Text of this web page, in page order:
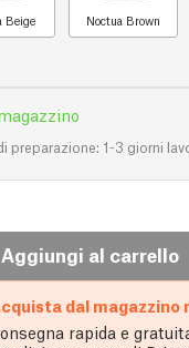
Beige Noctua Brown
preparazione: 1-3 giorni
Aggiungi al carrello
dal magazzino
rapida e